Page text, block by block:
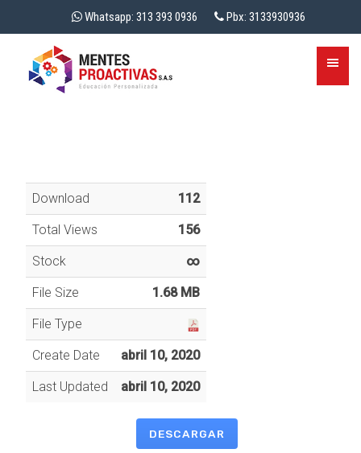
Whatsapp: 313 393 0936 Pbx: 3133930936
Download 112
Total Views 156
Stock ∞
File Size 1.68 MB
File Type
Create Date abril 10, 2020
Last Updated abril 10, 2020
DESCARGAR